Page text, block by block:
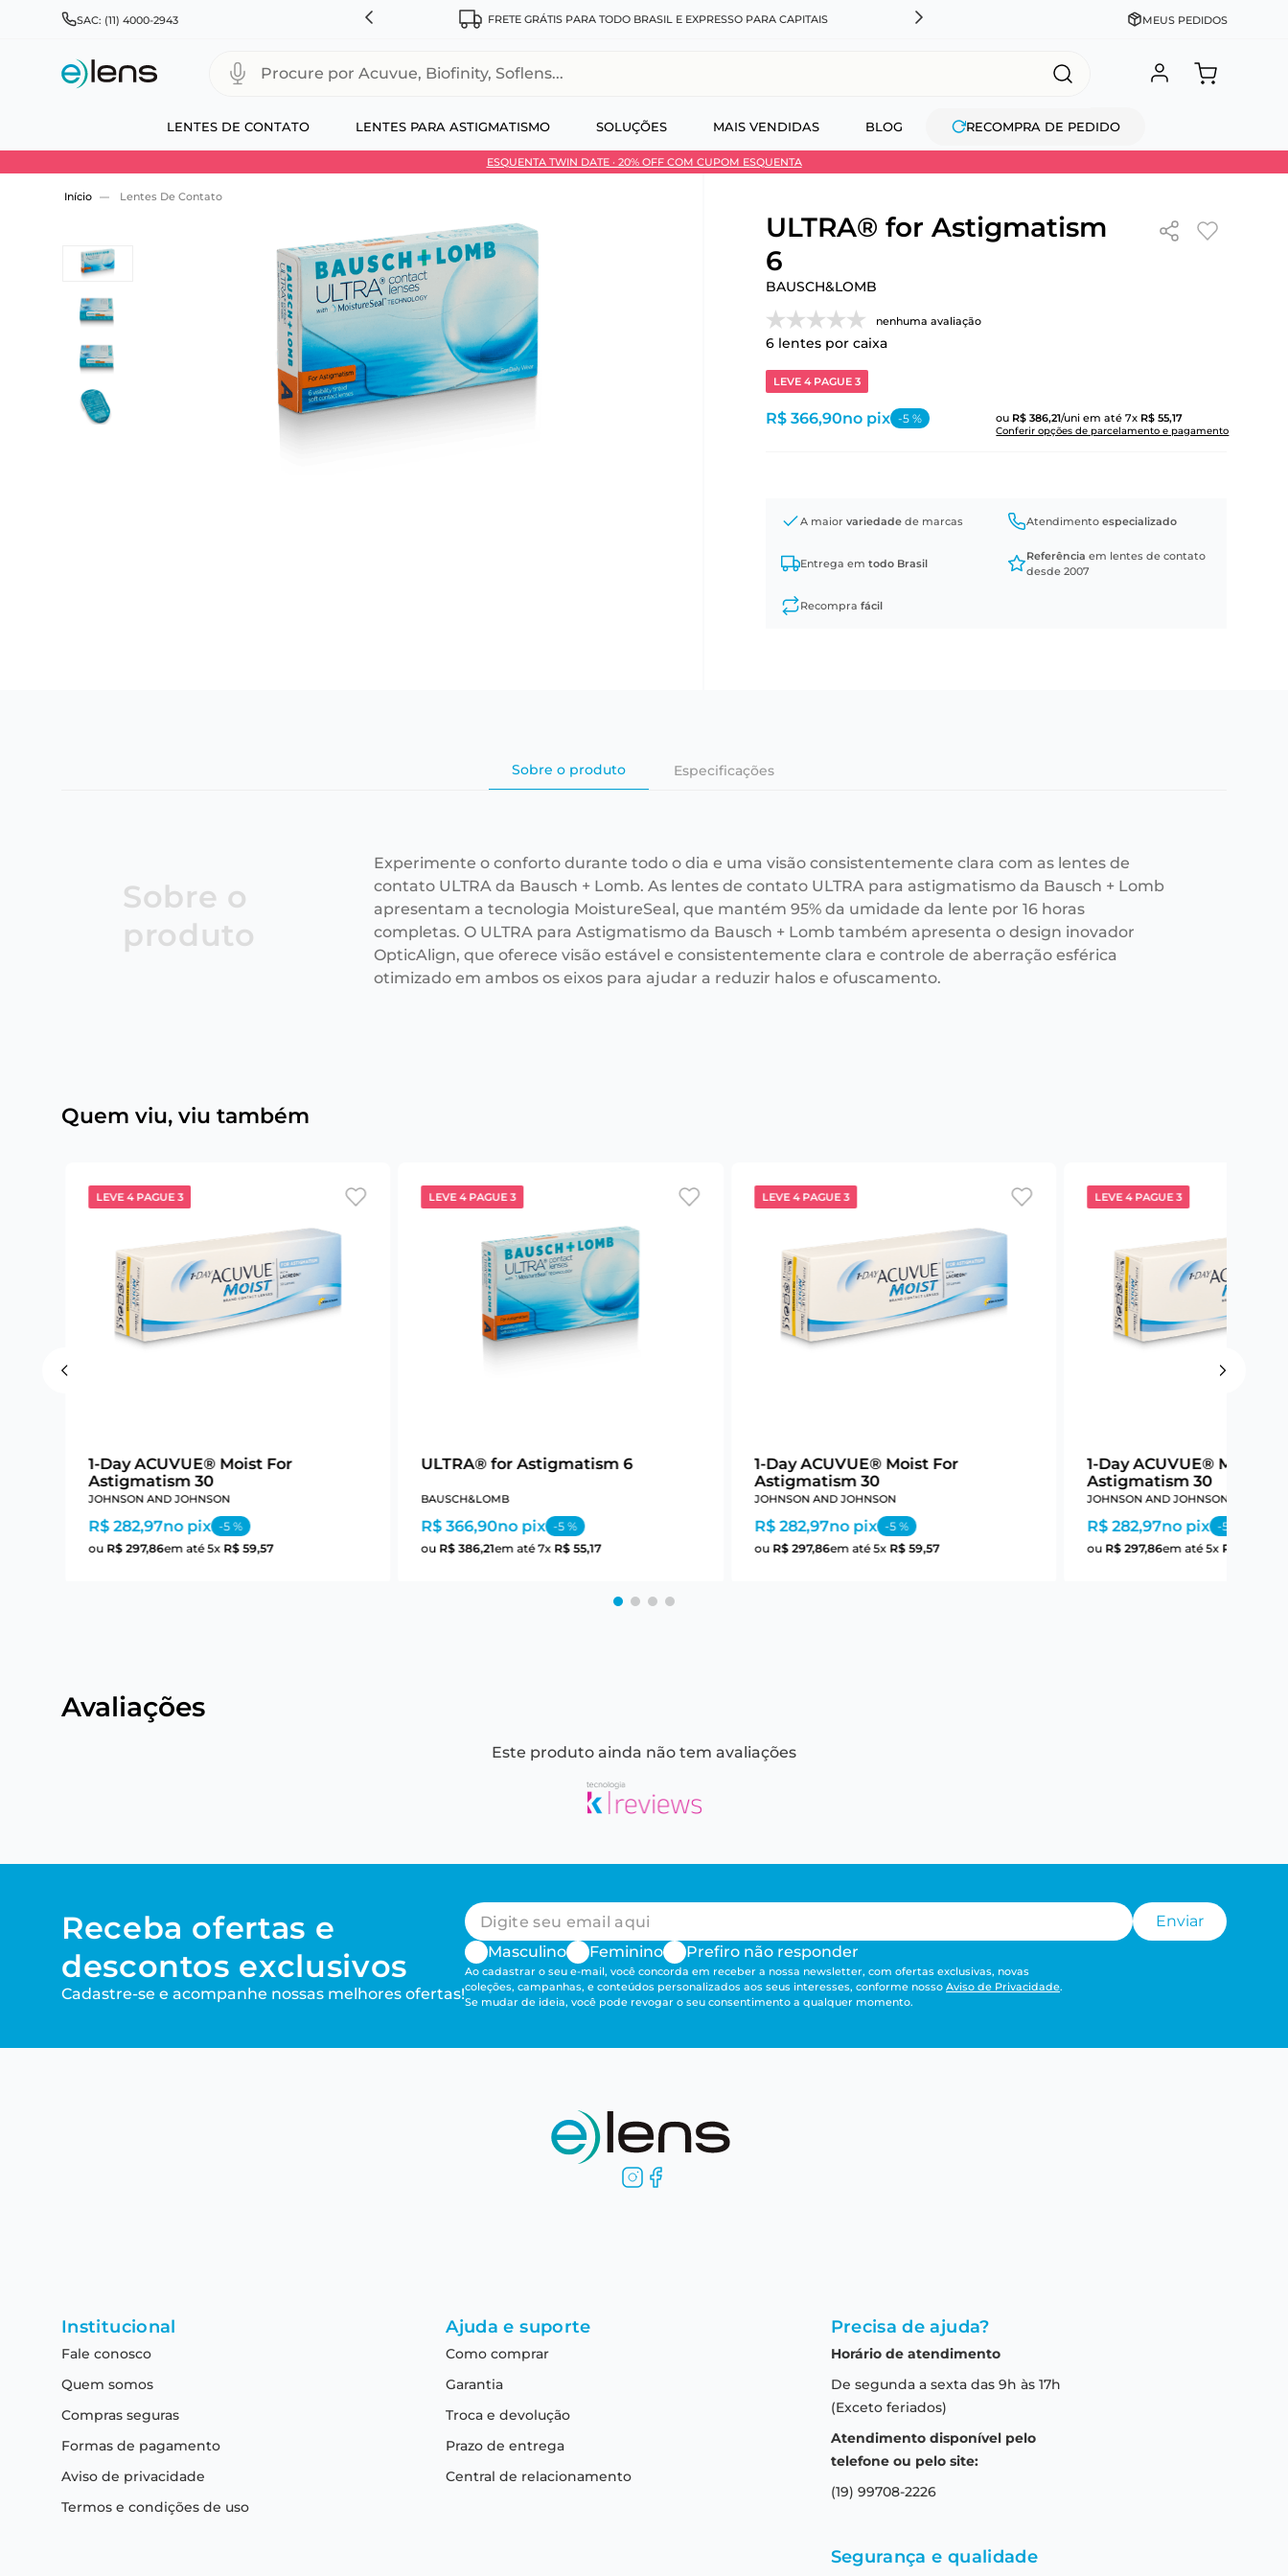
SAC: (11) 4000-2943
& JOHNSON, ALCON, BAUSCH+LOMB E COOPERVISION FRETE GRÁTIS PARA TODO BRASIL E EXPRESSO PARA CAPITAIS CADASTRE-SE GANHE 10% NA PRIMEIRA COMPRA +
MEUS PEDIDOS
LENTES DE CONTATO LENTES PARA ASTIGMATISMO SOLUÇÕES MAIS VENDIDAS BLOG RECOMPRA DE PEDIDO
Procure por Acuvue, Biofinity, Soflens...
ESQUENTA TWIN DATE · 20% OFF COM CUPOM ESQUENTA
Use 30HOJE e ganhe 30% OFF + economia extra no Pix
Lentes De Contato
ULTRA® for Astigmatism
6
BAUSCH&LOMB
nenhuma avaliação
6lentes por caixa
LEVE 4 PAGUE 3
ou R$ 386,21/uni em até7x R$ 55,17
Conferir opções de parcelamento e pagamento
R$ 366,90no pix -5%
A maior variedadede marcas Atendimentoespecializado
Entrega em todo Brasil
Referência em lentes de contato
desde 2007
Recompra fácil
Sobre o produto Especificações
Sobre o
produto
Experimente o conforto durante todo o dia e uma visão consistentemente clara com as lentes de
contato ULTRA da Bausch + Lomb. As lentes de contato ULTRA para astigmatismo da Bausch + Lomb
apresentam a tecnologia MoistureSeal, que mantém 95% da umidade da lente por 16 horas
completas. O ULTRA para Astigmatismo da Bausch + Lomb também apresenta o design inovador
OpticAlign, que oferece visão estável e consistentemente clara e controle de aberração esférica
otimizado em ambos os eixos para ajudar a reduzir halos e ofuscamento.
Quem viu, viu também
LEVE 4 PAGUE 3
1-Day ACUVUE® Moist For
Astigmatism 30
JOHNSON AND JOHNSON
R$ 282,97no pix -5%
ou R$ 297,86em até5x R$ 59,57
LEVE 4 PAGUE 3
ULTRA® for Astigmatism 6
BAUSCH&LOMB
R$ 366,90no pix -5 %
ou R$ 386,21em até7x R$ 55,17
LEVE 4 PAGUE 3
1-Day ACUVUE® Moist For
Astigmatism 30
JOHNSON AND JOHNSON
R$ 282,97no pix -5%
ou R$ 297,86em até5x R$ 59,57
LEVE 4 PAGUE 3
1-Day ACUVUE® Moist
Astigmatism 30
JOHNSON AND JOHNSON
R$ 282,97no pix -5
ou R$ 297,86em até5x R$
Avaliações
Este produto ainda não tem avaliações
Receba ofertas e
descontos exclusivos
Cadastre-se e acompanhe nossas melhores ofertas!
Enviar
Masculino
Feminino Prefiro não responder
Ao cadastrar o seu e-mail, você concorda em receber a nossa newsletter, com ofertas exclusivas, novas
coleções, campanhas, e conteúdos personalizados aos seus interesses, conforme nosso Aviso de Privacidade.
Se mudar de ideia, você pode revogar o seu consentimento a qualquer momento.
Institucional
Fale conosco
Quem somos
Compras seguras
Formas de pagamento
Aviso de privacidade
Termos e condições de uso
Ajuda e suporte
Como comprar
Garantia
Troca e devolução
Prazo de entrega
Central de relacionamento
Precisa de ajuda?
Horário de atendimento
De segunda a sexta das 9h às 17h
(Exceto feriados)
Atendimento disponível pelo
telefone ou pelo site:
(19) 99708-2226
Segurança e qualidade